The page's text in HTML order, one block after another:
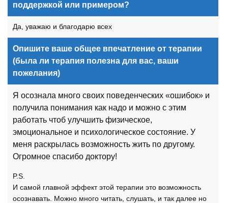
поддержкой или примером?
Да, уважаю и благодарю всех
Опишите ваше общее впечатление от терапии
(была ли терапия полезна для вас, ваши
пожелания)
Я осознала много своих поведенческих «ошибок» и
получила понимания как надо и можно с этим
работать чтоб улучшить физическое,
эмоциональное и психологическое состояние. У
меня раскрылась возможность жить по другому.
Огромное спасибо доктору!
P.S.
И самой главной эффект этой терапии это возможность
осознавать. Можно много читать, слушать, и так далее но